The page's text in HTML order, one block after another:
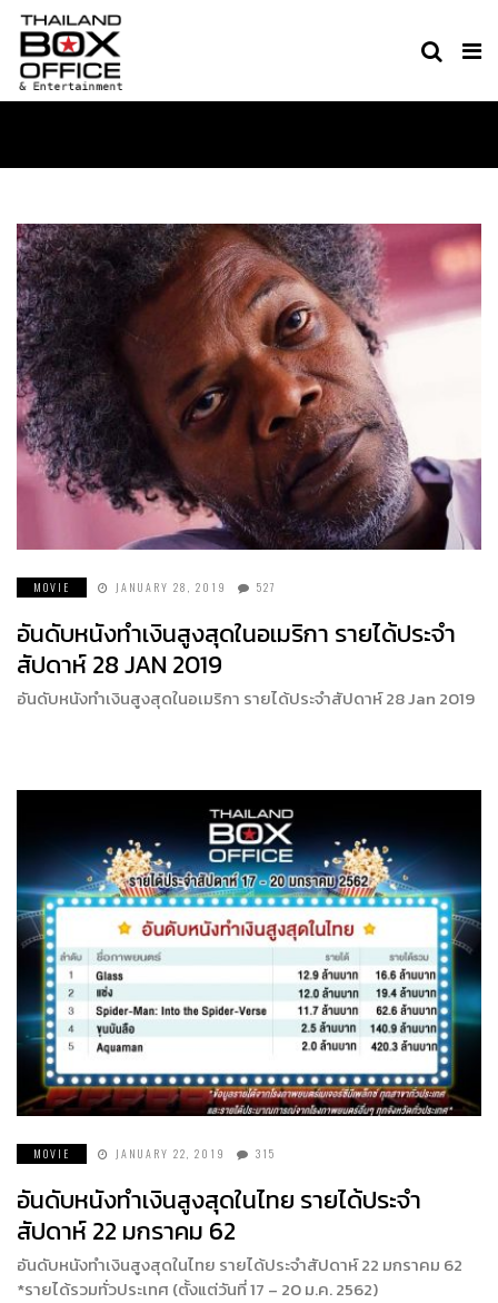
MOVIE JANUARY 28, 2019 527
อันดับหนังทำเงินสูงสุดในอเมริกา รายได้ประจำ
สัปดาห์ 28 JAN 2019
อันดับหนังทำเงินสูงสุดในอเมริกา รายได้ประจำสัปดาห์ 28 Jan 2019
MOVIE JANUARY 22, 2019 315
อันดับหนังทำเงินสูงสุดในไทย รายได้ประจำ
สัปดาห์ 22 มกราคม 62
อันดับหนังทำเงินสูงสุดในไทย รายได้ประจำสัปดาห์ 22 มกราคม 62
*รายได้รวมทั่วประเทศ (ตั้งแต่วันที่ 17 – 20 ม.ค. 2562)